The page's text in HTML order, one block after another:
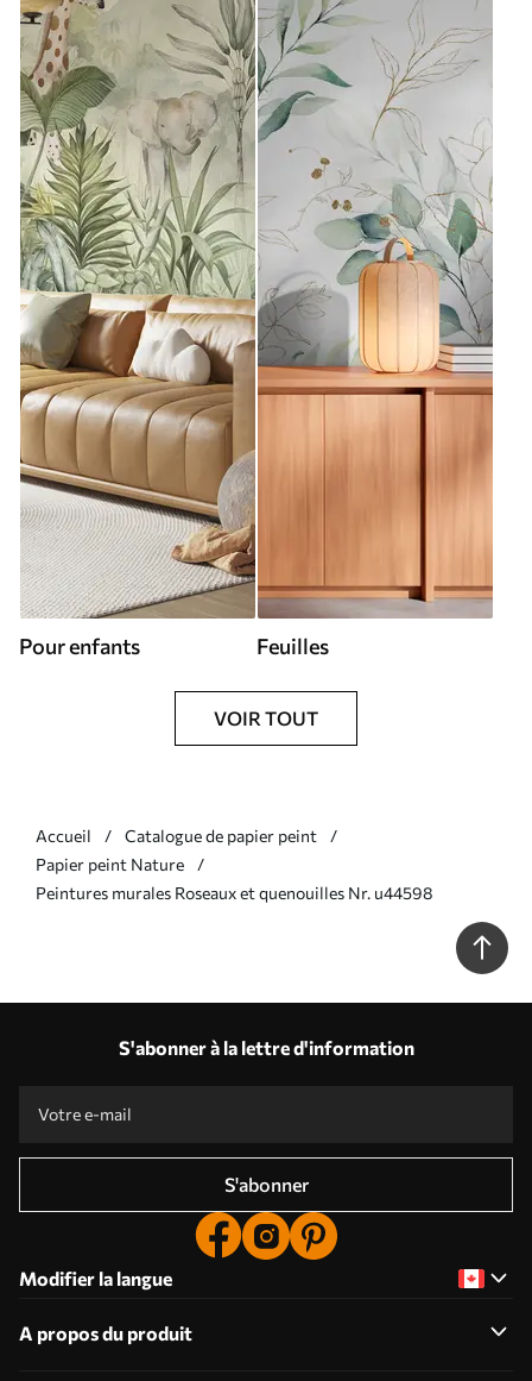
Pour enfants Feuilles
VOIR TOUT
Accueil
Catalogue de papier peint
Papier peint Nature
Peintures murales Roseaux et quenouilles Nr. u44598
S'abonner à la lettre d'information
S'abonner
Modifier la langue
A propos du produit